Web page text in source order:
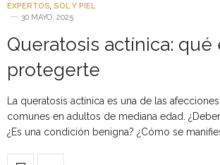
EXPERTOS, SOL Y PIEL
30 MAYO, 2025
Queratosis actínica: qué
protegerte
La queratosis actínica es una de las
comunes en adultos de mediana edad.
¿Es una condición benigna? ¿Cómo se